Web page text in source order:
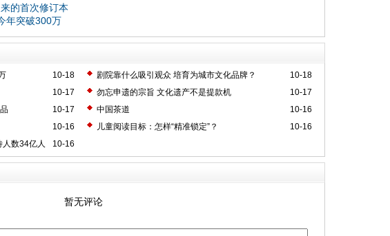
的首次修订本
年突破300万
10-18 10-18
剧院靠什么吸引观众 培育为城市文化品牌？
10-17
10-17
勿忘申遗的宗旨 文化遗产不是提款机
10-17
10-16
中国茶道
10-16
10-16
儿童阅读目标：怎样“精准锁定”？
10-16
数34亿人
暂无评论